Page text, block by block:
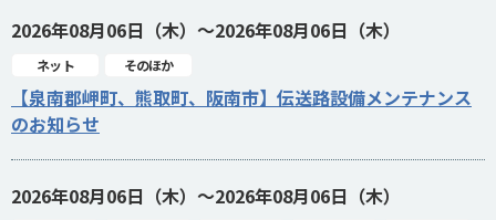
2026年08月06日（木）～2026年08月06日（木）
ネット そのほか
【泉南郡岬町、熊取町、阪南市】伝送路設備メンテナンス
のお知らせ
2026年08月06日（木）～2026年08月06日（木）